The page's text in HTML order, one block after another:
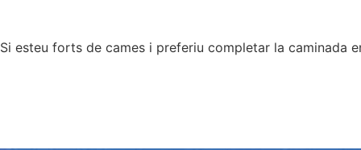
Si esteu forts de cames i preferiu completar la caminada